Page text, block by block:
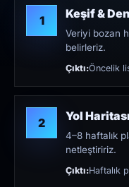
1 Keşif &
Veriyi bozan
belirleriz.
Çıktı:Öncelik
2 Yol Haritası
4–8 haftalık
netleştiririz.
Çıktı:Haftalık